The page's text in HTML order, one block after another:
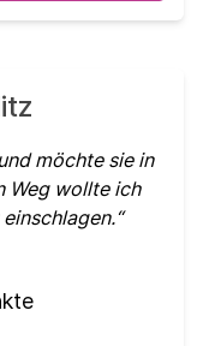
möchte sie in
Weg wollte ich